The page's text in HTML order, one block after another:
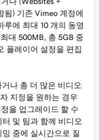
) 기존 Vimeo 계정에
루에 최대 10 개의 동영
대 500MB, 총 5GB 중
플레이어 설정을 편집
나 총 더 많은 비디오
지정을 원하는 경우
을 업그레이드 할 수
및 팀과 함께 비디오
중에 실시간으로 질